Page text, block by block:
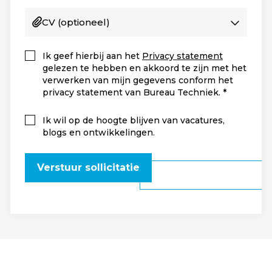
CV (optioneel)
Ik geef hierbij aan het Privacy statement
gelezen te hebben en akkoord te zijn met het
verwerken van mijn gegevens conform het
privacy statement van Bureau Techniek.
Ik wil op de hoogte blijven van vacatures,
blogs en ontwikkelingen.
Verstuur sollicitatie